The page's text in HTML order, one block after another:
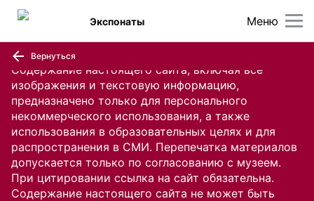
Содержание настоящего сайта, включая все
изображения и текстовую информацию,
предназначено только для персонального
некоммерческого использования, а также
использования в образовательных целях и для
распространения в СМИ. Перепечатка материалов
допускается только по согласованию с музеем.
При цитировании ссылка на сайт обязательна.
Содержание настоящего сайта не может быть
Меню
Экспонаты
Вернуться